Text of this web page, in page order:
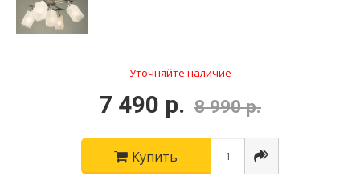
Уточняйте наличие
7 490 р. 8 990 р.
Купить